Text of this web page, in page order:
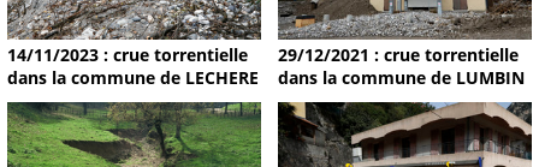
14/11/2023 : crue torrentielle
dans la commune de LECHERE
29/12/2021 : crue torrentielle
dans la commune de LUMBIN